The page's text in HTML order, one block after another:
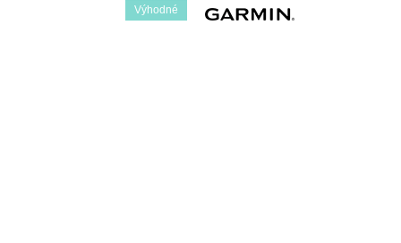
Výhodné Značka:Garmin